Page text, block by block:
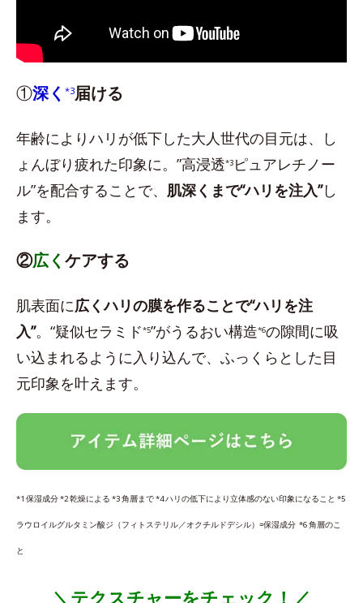
①深く *3届ける
年齢によりハリが低下した大人世代の目元は、し
ょんぼり疲れた印象に。”高浸透*3 ピュアレチノー
ル”を配合することで、 肌深くまで“ハリを注入”し
ます。
②広く ケアする
肌表面に広くハリの膜を作ることで“ハリを注
入”。“疑似セラミド*5”がうるおい構造*6の隙間に吸
い込まれるように入り込んで、ふっくらとした目
元印象を叶えます。
*1 保湿成分 *2 乾燥による *3 角層まで *4 ハリの低下により立体感のない印象になること *5
ラウロイルグルタミン酸ジ（フィトステリル／オクチルドデシル）=保湿成分 *6 角層のこ
と
＼テクスチャーをチェック！／